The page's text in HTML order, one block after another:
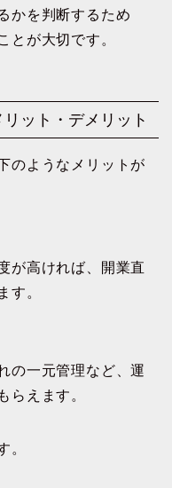
かを判断するため
とが大切です。
ット・デメリット
のようなメリットが
が高ければ、開業直
す。
の一元管理など、運
らえます。
。